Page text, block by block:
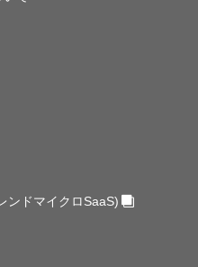
ンドマイクロSaaS)